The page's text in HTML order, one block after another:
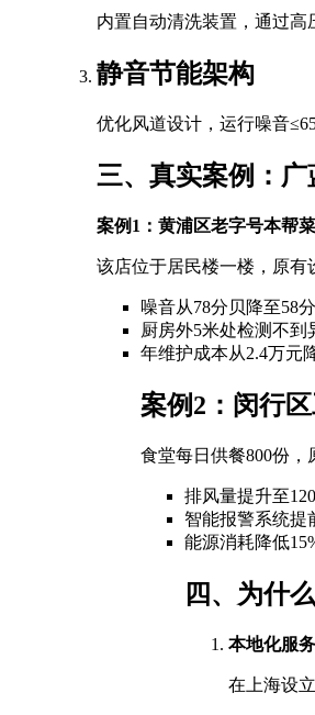
内置自动清洗装置，通过高
静音节能架构
优化风道设计，运行噪音
三、真实案例：
案例1：黄浦区老字号本帮
该店位于居民楼一楼，原有
噪音从78分贝降至58分
厨房外5米处检测不到
年维护成本从2.4万元
案例2：闵行
食堂每日供餐800份，
排风量提升至
智能报警系统提
能源消耗降低
四、为什
本地化服
在上海设